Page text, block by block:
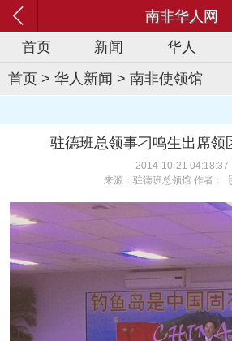
南非华人网
首页
新闻 华人
首页 > 华人新闻 > 南非使领馆
驻德班总领事刁鸣生出席领
2014-10-21 04:18:37
来源：驻德班总领馆 作者：